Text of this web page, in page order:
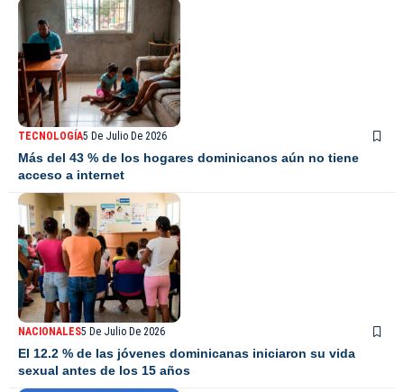
TECNOLOGÍA5 De Julio De 2026
Más del 43 % de los hogares dominicanos aún no tiene
acceso a internet
NACIONALES5 De Julio De 2026
El 12.2 % de las jóvenes dominicanas iniciaron su vida
sexual antes de los 15 años